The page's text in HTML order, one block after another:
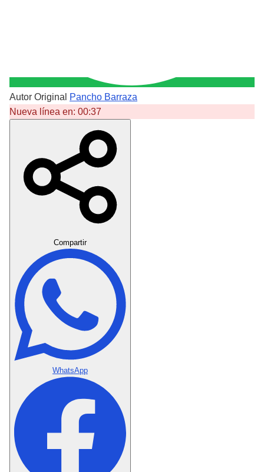
Autor Original
Pancho Barraza
Nueva línea en: 00:37
Compartir
WhatsApp